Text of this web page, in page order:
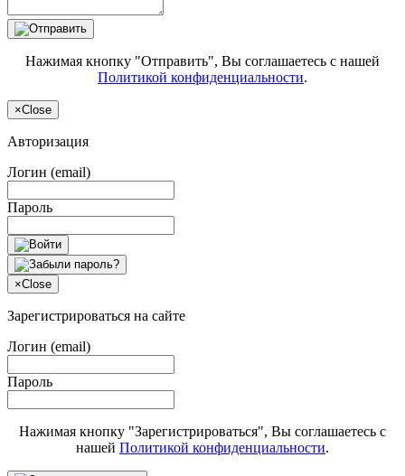
Нажимая кнопку "Отправить", Вы соглашаетесь с нашей
Политикой конфиденциальности.
×Close
Авторизация
Логин (email)
Пароль
×Close
Зарегистрироваться на сайте
Логин (email)
Пароль
Нажимая кнопку "Зарегистрироваться", Вы соглашаетесь с
нашей Политикой конфиденциальности.